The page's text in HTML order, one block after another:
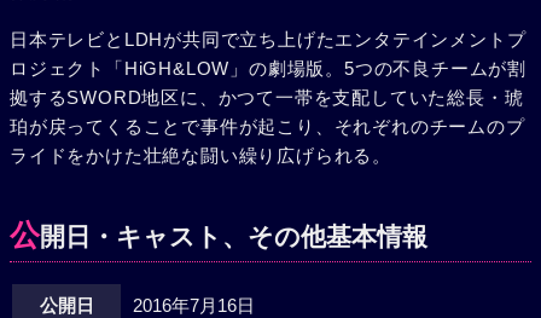
日本テレビとLDHが共同で立ち上げたエンタテインメントプ
ロジェクト「HiGH&LOW」の劇場版。5つの不良チームが割
拠するSWORD地区に、かつて一帯を支配していた総長・琥
珀が戻ってくることで事件が起こり、それぞれのチームのプ
ライドをかけた壮絶な闘い繰り広げられる。
公開日・キャスト、その他基本情報
公開日 2016年7月16日